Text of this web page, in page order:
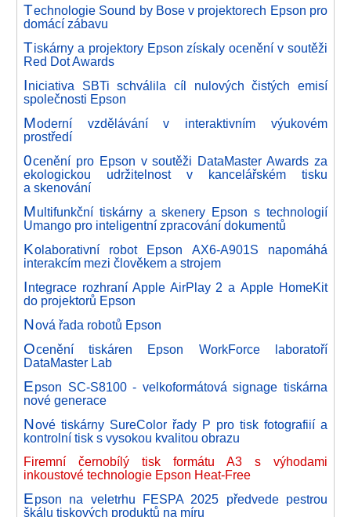
Technologie Sound by Bose v projektorech Epson pro
domácí zábavu
Tiskárny a projektory Epson získaly ocenění v soutěži
Red Dot Awards
Iniciativa SBTi schválila cíl nulových čistých emisí
společnosti Epson
Moderní vzdělávání v interaktivním výukovém
prostředí
0cenění pro Epson v soutěži DataMaster Awards za
ekologickou udržitelnost v kancelářském tisku
a skenování
Multifunkční tiskárny a skenery Epson s technologií
Umango pro inteligentní zpracování dokumentů
Kolaborativní robot Epson AX6-A901S napomáhá
interakcím mezi člověkem a strojem
Integrace rozhraní Apple AirPlay 2 a Apple HomeKit
do projektorů Epson
Nová řada robotů Epson
Ocenění tiskáren Epson WorkForce laboratoří
DataMaster Lab
Epson SC-S8100 - velkoformátová signage tiskárna
nové generace
Nové tiskárny SureColor řady P pro tisk fotografiií a
kontrolní tisk s vysokou kvalitou obrazu
Firemní černobílý tisk formátu A3 s výhodami
inkoustové technologie Epson Heat-Free
Epson na veletrhu FESPA 2025 předvede pestrou
škálu tiskových produktů na míru